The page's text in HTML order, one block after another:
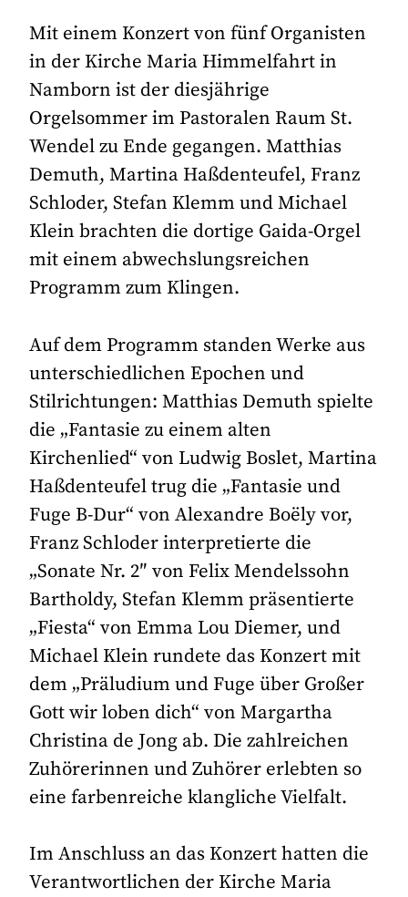
Mit einem Konzert von fünf Organisten
in der Kirche Maria Himmelfahrt in
Namborn ist der diesjährige
Orgelsommer im Pastoralen Raum St.
Wendel zu Ende gegangen. Matthias
Demuth, Martina Haßdenteufel, Franz
Schloder, Stefan Klemm und Michael
Klein brachten die dortige Gaida-Orgel
mit einem abwechslungsreichen
Programm zum Klingen.
Auf dem Programm standen Werke aus
unterschiedlichen Epochen und
Stilrichtungen: Matthias Demuth spielte
die „Fantasie zu einem alten
Kirchenlied“ von Ludwig Boslet, Martina
Haßdenteufel trug die „Fantasie und
Fuge B-Dur“ von Alexandre Boëly vor,
Franz Schloder interpretierte die
„Sonate Nr. 2″ von Felix Mendelssohn
Bartholdy, Stefan Klemm präsentierte
„Fiesta“ von Emma Lou Diemer, und
Michael Klein rundete das Konzert mit
dem „Präludium und Fuge über Großer
Gott wir loben dich“ von Margartha
Christina de Jong ab. Die zahlreichen
Zuhörerinnen und Zuhörer erlebten so
eine farbenreiche klangliche Vielfalt.
Im Anschluss an das Konzert hatten die
Verantwortlichen der Kirche Maria